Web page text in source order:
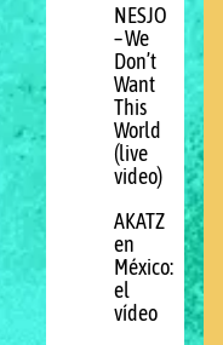
NESJO
– We
Don’t
Want
This
World
(live
video)
AKATZ
en
México:
el
vídeo